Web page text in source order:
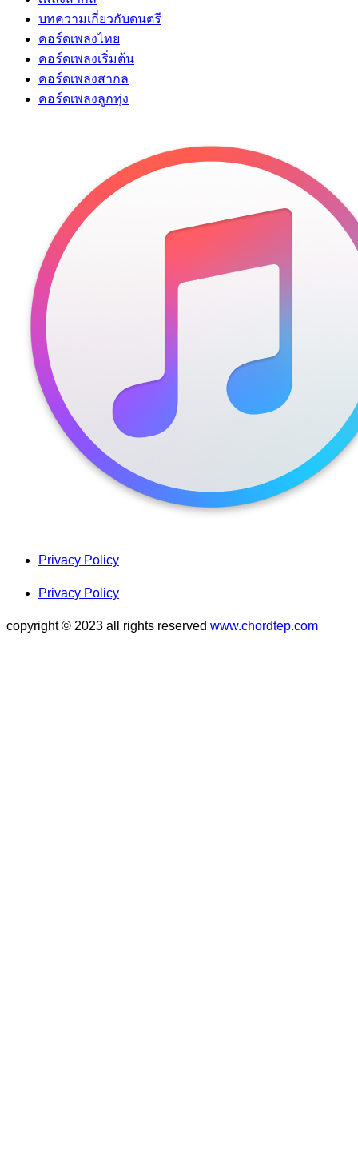
บทความเกี่ยวกับดนตรี
คอร์ดเพลงไทย
คอร์ดเพลงเริ่มต้น
คอร์ดเพลงสากล
คอร์ดเพลงลูกทุ่ง
Privacy Policy
Privacy Policy
copyright © 2023 all rights reserved www.chordtep.com